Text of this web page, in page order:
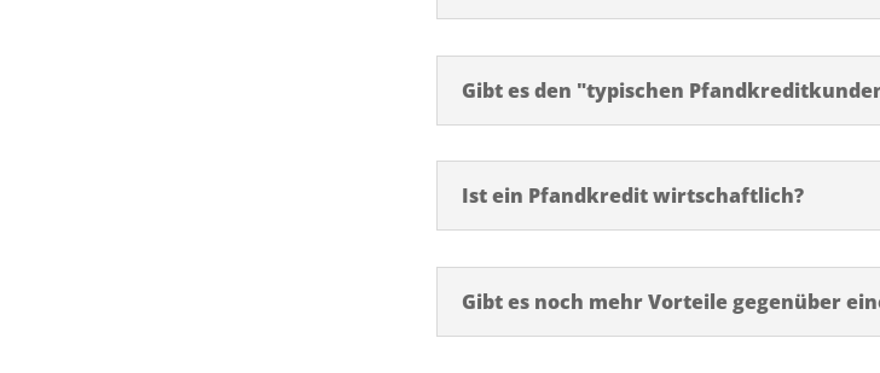
Gibt es den "typischen
Ist ein Pfandkredit wirtschaftlich?
Gibt es noch mehr Vorteile gegenüber